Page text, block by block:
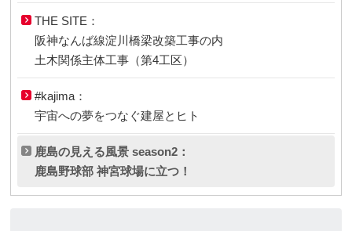
THE SITE：
阪神なんば線淀川橋梁改築工事の内
土木関係主体工事（第4工区）
#kajima：
宇宙への夢をつなぐ建屋とヒト
鹿島の見える風景 season2：
鹿島野球部 神宮球場に立つ！